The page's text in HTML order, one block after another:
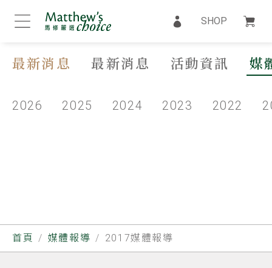
SHOP
最新消息 最新消息 活動資訊 媒
2026 2025 2024 2023 2022
首頁 媒體報導 2017媒體報導